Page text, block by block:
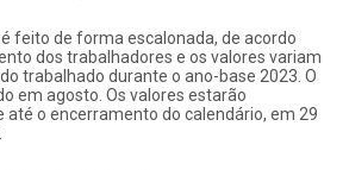
feito de forma escalonada, de acordo
dos trabalhadores e os valores variam
trabalhado durante o ano-base 2023. O
em agosto. Os valores estarão
até o encerramento do calendário, em 29